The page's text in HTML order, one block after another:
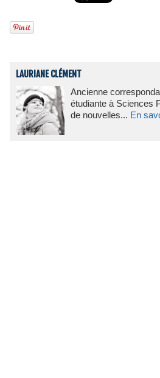
LAURIANE CLÉMENT
Ancienne
étudiante à Sciences
de nouvelles... En